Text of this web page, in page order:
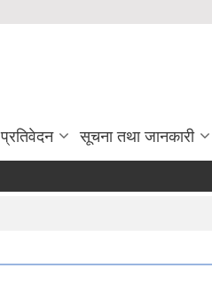
प्रतिवेदन सूचना तथा जानकारी